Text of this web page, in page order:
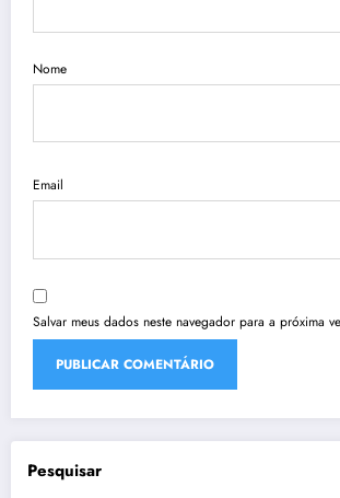
Nome
Email
Salvar meus dados neste navegador para a próxima
Pesquisar